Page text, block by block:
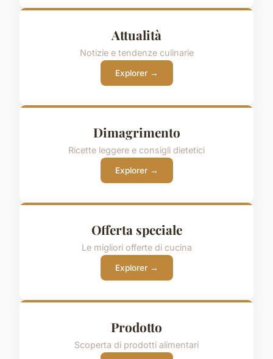
Attualità
Notizie e tendenze culinarie
Explorer →
Dimagrimento
Ricette leggere e consigli dietetici
Explorer →
Offerta speciale
Le migliori offerte di cucina
Explorer →
Prodotto
Scoperta di prodotti alimentari